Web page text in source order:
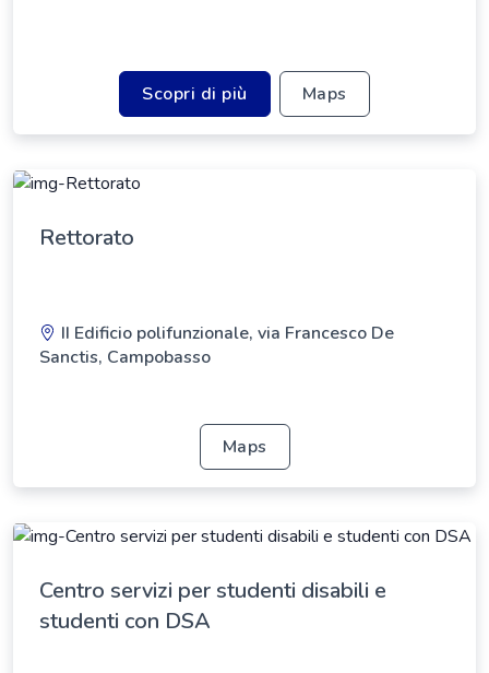
Scopri di più Maps
Rettorato
II Edificio polifunzionale, via Francesco De
Sanctis, Campobasso
Maps
Centro servizi per studenti disabili e
studenti con DSA